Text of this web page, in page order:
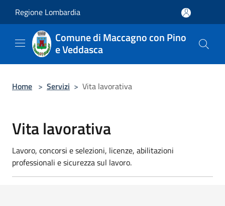
Regione Lombardia
Comune di Maccagno con Pino
e Veddasca
Home > Servizi > Vita lavorativa
Vita lavorativa
Lavoro, concorsi e selezioni, licenze, abilitazioni
professionali e sicurezza sul lavoro.